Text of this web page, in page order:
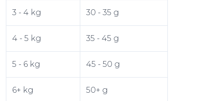
3 - 4 kg 30 - 35 g
4 - 5 kg 35 - 45 g
5 - 6 kg 45 - 50 g
6+ kg 50+ g